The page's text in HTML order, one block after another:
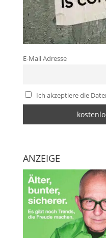
E-Mail Adresse
Ich akzeptiere die
ANZEIGE